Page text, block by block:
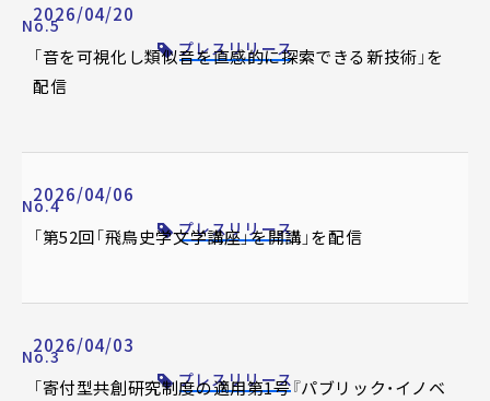
2026/04/20
No.5
プレスリリース
「音を可視化し類似音を直感的に探索できる新技術」を
配信
2026/04/06
No.4
プレスリリース
「第52回「飛鳥史学文学講座」を開講」を配信
2026/04/03
No.3
プレスリリース
「寄付型共創研究制度の適用第1号『パブリック・イノベ